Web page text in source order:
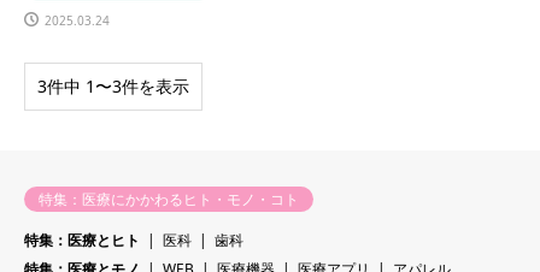
2025.03.24
3件中 1〜3件を表示
特集：医療にかかわるヒト・モノ・コト
特集：医療とヒト
医科
歯科